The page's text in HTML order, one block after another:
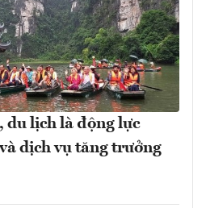
du lịch là động lực
dịch vụ tăng trưởng